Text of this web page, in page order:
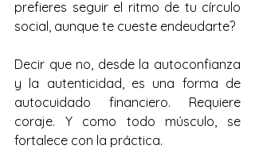
prefieres seguir el ritmo de tu círculo
social, aunque te cueste endeudarte?
Decir que no, desde la autoconfianza
y la autenticidad, es una forma de
autocuidado financiero. Requiere
coraje. Y como todo músculo, se
fortalece con la práctica.